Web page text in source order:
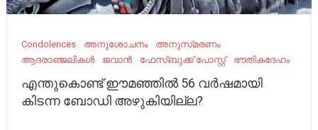
Condolences അനുശോചനം
അനുസ്‌മരണം
ആദരാഞ്ജലികൾ
ജവാൻ ഫേസ്ബുക്ക് പോസ്റ്റ് ഭൗതികദേഹം
എന്തുകൊണ്ട് ഈമഞ്ഞില്‍ 56 വര്‍ഷമായി
കിടന്ന ബോഡി അഴുകിയില്ല?